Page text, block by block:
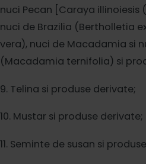
nuci Pecan [Caraya illinoiesis
nuci de Brazilia (Bertholletia
vera), nuci de Macadamia si
(Macadamia ternifolia) si
9. Telina si produse derivate;
10. Mustar si produse derivate;
11. Seminte de susan si